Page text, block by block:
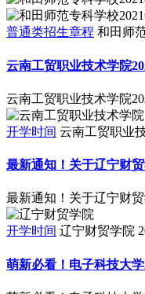
普通类招生章程 和田师
云南工贸职业技术学院
云南工贸职业技术学院
开学时间 云南工贸职业
最新通知！关于辽宁财
最新通知！关于辽宁财贸
开学时间 辽宁财贸学院
萌新必看！电子科技大